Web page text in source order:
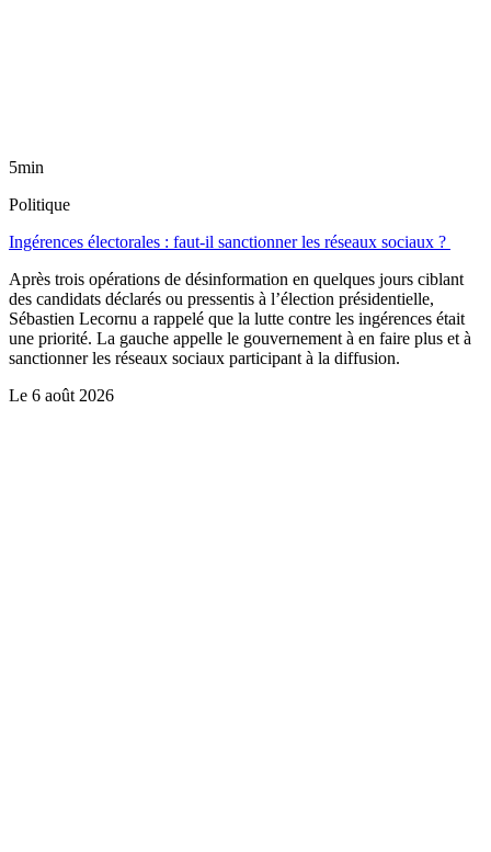
5min
Politique
Ingérences électorales : faut-il sanctionner les réseaux sociaux ?
Après trois opérations de désinformation en quelques jours ciblant
des candidats déclarés ou pressentis à l’élection présidentielle,
Sébastien Lecornu a rappelé que la lutte contre les ingérences était
une priorité. La gauche appelle le gouvernement à en faire plus et à
sanctionner les réseaux sociaux participant à la diffusion.
Le 6 août 2026